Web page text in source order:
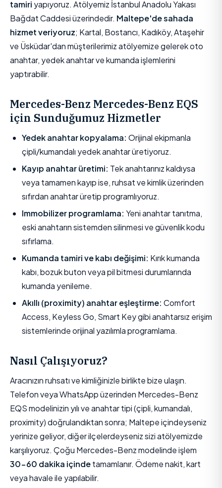
tamiri yapıyoruz. Atölyemiz İstanbul Anadolu Yakası
Bağdat Caddesi üzerindedir. Maltepe'de sahada
hizmet veriyoruz; Kartal, Bostancı, Kadıköy, Ataşehir
ve Üsküdar'dan müşterilerimiz atölyemize gelerek oto
anahtar, yedek anahtar ve kumanda işlemlerini
yaptırabilir.
Mercedes-Benz Mercedes-Benz EQS
için Sunduğumuz Hizmetler
Yedek anahtar kopyalama: Orijinal ekipmanla
çipli/kumandalı yedek anahtar üretiyoruz.
Kayıp anahtar üretimi: Tek anahtarınız kaldıysa
veya tamamen kayıp ise, ruhsat ve kimlik üzerinden
sıfırdan anahtar üretip programlıyoruz.
Immobilizer programlama: Yeni anahtar tanıtma,
eski anahtarın sistemden silinmesi ve güvenlik kodu
sıfırlama.
Kumanda tamiri ve kabı değişimi: Kırık kumanda
kabı, bozuk buton veya pil bitmesi durumlarında
kumanda yenileme.
Akıllı (proximity) anahtar eşleştirme: Comfort
Access, Keyless Go, Smart Key gibi anahtarsız erişim
sistemlerinde orijinal yazılımla programlama.
Nasıl Çalışıyoruz?
Aracınızın ruhsatı ve kimliğinizle birlikte bize ulaşın.
Telefon veya WhatsApp üzerinden Mercedes-Benz
EQS modelinizin yılı ve anahtar tipi (çipli, kumandalı,
proximity) doğrulandıktan sonra; Maltepe içindeyseniz
yerinize geliyor, diğer ilçelerdeyseniz sizi atölyemizde
karşılıyoruz. Çoğu Mercedes-Benz modelinde işlem
30-60 dakika içindetamamlanır. Ödeme nakit, kart
veya havale ile yapılabilir.